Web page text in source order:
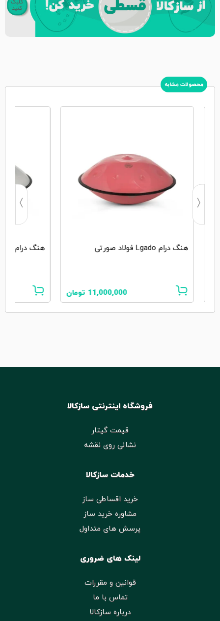
محصولات مشابه
هنگ درام Lgado فولاد صورتی
11,000,000 تومان
هنگ درام Lgado فولاد سفید
فروشگاه اینترنتی سازکالا
قیمت گیتار
نشانی روی نقشه
خدمات سازکالا
خرید اقساطی ساز
مشاوره خرید ساز
پرسش های متداول
لینک های ضروری
قوانین و مقررات
تماس با ما
درباره سازکالا